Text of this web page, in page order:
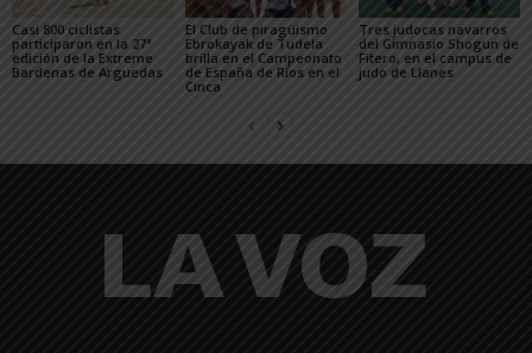
Casi 800 ciclistas
participaron en la 27ª
edición de la Extreme
Bardenas de Arguedas
El Club de piragüismo
Ebrokayak de Tudela
brilla en el Campeonato
de España de Ríos en el
Cinca
Tres judocas navarros
del Gimnasio Shogun de
Fitero, en el campus de
judo de Llanes